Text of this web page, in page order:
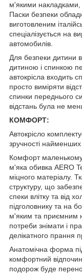
м'якими накладками,
Паски безпеки
виготовленим
спеціалізується на
автомобилів.
Для безпеки дитини
дитиною і спинкою
автокрісла входить
просто виміряти
спинки переднього
відстань була не
КОМФОРТ:
Автокрісло
зручності
Комфорт маленькому
м'яка обивка AERO
міцного матеріалу.
структуру, що
спеки влітку та від
підголовнику та на
м'яким та приємним
потреби знімати і
делікатного прання
Анатомічна форма
комфортний
подорож буде